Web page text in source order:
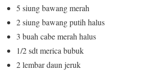
5 siung bawang merah
2 siung bawang putih halus
3 buah cabe merah halus
1/2 sdt merica bubuk
2 lembar daun jeruk